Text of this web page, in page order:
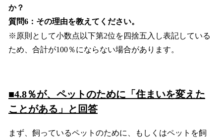
か？
質問6：その理由を教えてください。
※原則として小数点以下第2位を四捨五入し表記している
ため、合計が100％にならない場合があります。
■4.8％が、ペットのために「住まいを変えた
ことがある」と回答
まず、飼っているペットのために、もしくはペットを飼